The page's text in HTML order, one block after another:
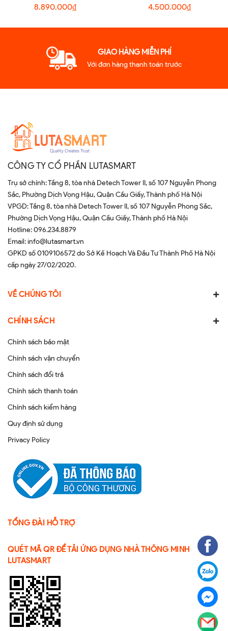
- TPA08-M3A8.890.000₫ 4.500.000₫
GIAO HÀNG MIỄN PHÍ
Với đơn hàng thanh toán trước
CÔNG TY CỔ PHẦN LUTASMART
Trụ sở chính: Tầng 8, tòa nhà Detech Tower II, số 107 Nguyễn Phong
Sắc, Phường Dịch Vọng Hậu, Quận Cầu Giấy, Thành phố Hà Nội
VPGD: Tầng 8, tòa nhà Detech Tower II, số 107 Nguyễn Phong Sắc,
Phường Dịch Vọng Hậu, Quận Cầu Giấy, Thành phố Hà Nội
Hotline:096.234.8879
Email:info@lutasmart.vn
GPKD số 0109106572 do Sở Kế Hoạch Và Đầu Tư Thành Phố Hà Nội
cấp ngày 27/02/2020.
VỀ CHÚNG TÔI
CHÍNH SÁCH
Chính sách bảo mật
Chính sách vận chuyển
Chính sách đổi trả
Chính sách thanh toán
Chính sách kiểm hàng
Quy định sử dụng
Privacy Policy
TỔNG ĐÀI HỖ TRỢ
QUÉT MÃ QR ĐỂ TẢI ỨNG DỤNG NHÀ THÔNG MINH
LUTASMART